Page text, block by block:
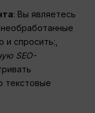
: Вы являетесь
и спросить:,
SEO-
текстовые